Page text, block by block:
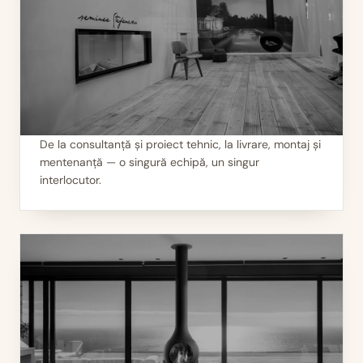
II
Servicii 360°
De la consultanță și proiect tehnic, la livrare, montaj și
mentenanță — o singură echipă, un singur
interlocutor.